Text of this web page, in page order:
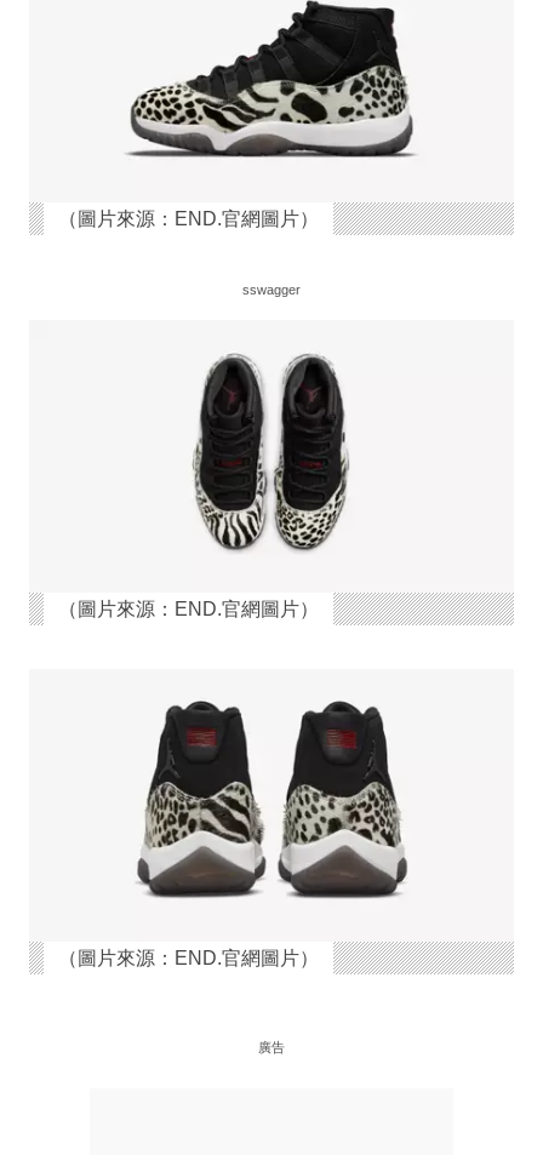
（圖片來源：END.官網圖片）
sswagger
（圖片來源：END.官網圖片）
（圖片來源：END.官網圖片）
廣告